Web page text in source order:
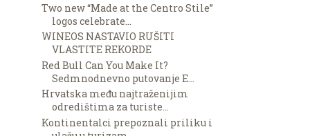
Two new “Made at the Centro Stile”
logos celebrate...
WINEOS NASTAVIO RUŠITI
VLASTITE REKORDE
Red Bull Can You Make It?
Sedmnodnevno putovanje E...
Hrvatska među najtraženijim
odredištima za turiste...
Kontinentalci prepoznali priliku i